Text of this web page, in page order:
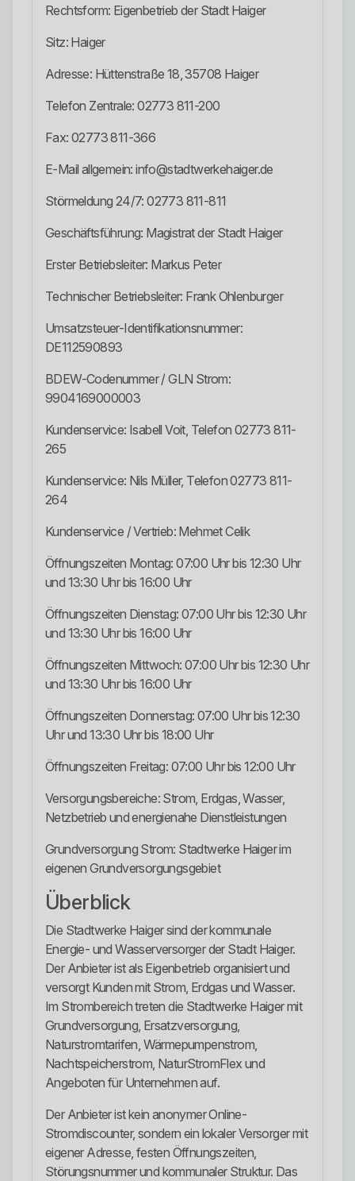
Rechtsform: Eigenbetrieb der Stadt Haiger
Sitz: Haiger
Adresse: Hüttenstraße 18, 35708 Haiger
Telefon Zentrale: 02773 811-200
Fax: 02773 811-366
E-Mail allgemein: info@stadtwerkehaiger.de
Störmeldung 24/7: 02773 811-811
Geschäftsführung: Magistrat der Stadt Haiger
Erster Betriebsleiter: Markus Peter
Technischer Betriebsleiter: Frank Ohlenburger
Umsatzsteuer-Identifikationsnummer:
DE112590893
BDEW-Codenummer / GLN Strom:
9904169000003
Kundenservice: Isabell Voit, Telefon 02773 811-
265
Kundenservice: Nils Müller, Telefon 02773 811-
264
Kundenservice / Vertrieb: Mehmet Celik
Öffnungszeiten Montag: 07:00 Uhr bis 12:30 Uhr
und 13:30 Uhr bis 16:00 Uhr
Öffnungszeiten Dienstag: 07:00 Uhr bis 12:30 Uhr
und 13:30 Uhr bis 16:00 Uhr
Öffnungszeiten Mittwoch: 07:00 Uhr bis 12:30 Uhr
und 13:30 Uhr bis 16:00 Uhr
Öffnungszeiten Donnerstag: 07:00 Uhr bis 12:30
Uhr und 13:30 Uhr bis 18:00 Uhr
Öffnungszeiten Freitag: 07:00 Uhr bis 12:00 Uhr
Versorgungsbereiche: Strom, Erdgas, Wasser,
Netzbetrieb und energienahe Dienstleistungen
Grundversorgung Strom: Stadtwerke Haiger im
eigenen Grundversorgungsgebiet
Überblick
Die Stadtwerke Haiger sind der kommunale
Energie- und Wasserversorger der Stadt Haiger.
Der Anbieter ist als Eigenbetrieb organisiert und
versorgt Kunden mit Strom, Erdgas und Wasser.
Im Strombereich treten die Stadtwerke Haiger mit
Grundversorgung, Ersatzversorgung,
Naturstromtarifen, Wärmepumpenstrom,
Nachtspeicherstrom, NaturStromFlex und
Angeboten für Unternehmen auf.
Der Anbieter ist kein anonymer Online-
Stromdiscounter, sondern ein lokaler Versorger mit
eigener Adresse, festen Öffnungszeiten,
Störungsnummer und kommunaler Struktur. Das